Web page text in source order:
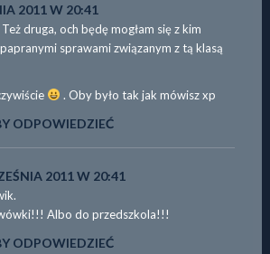
2011 W 20:41
druga, och będę mogłam się z kim
sprawami związanym z tą klasą
. Oby było tak jak mówisz xp
ODPOWIEDZIEĆ
2011 W 20:41
Albo do przedszkola!!!
ODPOWIEDZIEĆ